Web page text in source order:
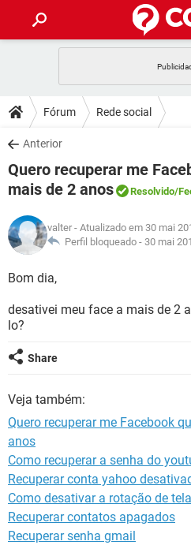
CELULAR
OUTLOOK
INSTAGRAM
GUIA DE COMPRAS
DICAS
JOGOS
OUTLOOK
GUIA DE COMPRAS
DOWNLOADS
JOGOS
CELULAR
OUTLOOK
INSTAGRAM
GUIA DE COMPRAS
FÓRUM
CELULAR
GUIA DE COMPRAS
GLOSSÁRIO
JOGOS
CELULAR
OUTLOOK
INSTAGRAM
GUIA DE COMPRAS
Fórum Rede social
Anterior
Quero recuperar me
mais de 2 anos
Resolvido/
valter - Atualizado em 30 mai
Perfil bloqueado - 30 mai
Bom dia,
desativei meu face a mais de 2
lo?
Share
Veja também:
Quero recuperar me Facebook
anos
Como recuperar a senha do
Recuperar conta yahoo
Como desativar a rotação de
Recuperar contatos apagados
Recuperar senha gmail